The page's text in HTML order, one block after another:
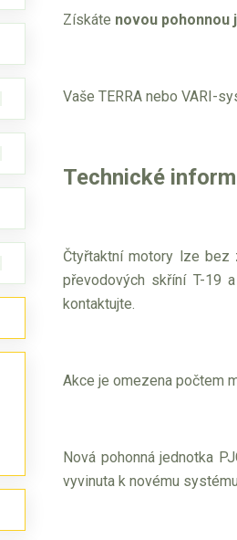
Získáte novou pohonnou
Vaše TERRA nebo VARI-
Technické
Čtyřtaktní motory lze bez
převodových skříní T-19
kontaktujte.
Akce je omezena počtem
Nová pohonná jednotka
vyvinuta k novému